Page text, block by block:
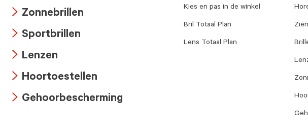
icon
icon
Zonnebrillen
icon
Sportbrillen
icon
Lenzen
icon
Hoortoestellen
Gehoorbescherming
Kies en pas in de winkel
Bril Totaal Plan
Lens Totaal Plan
Zien